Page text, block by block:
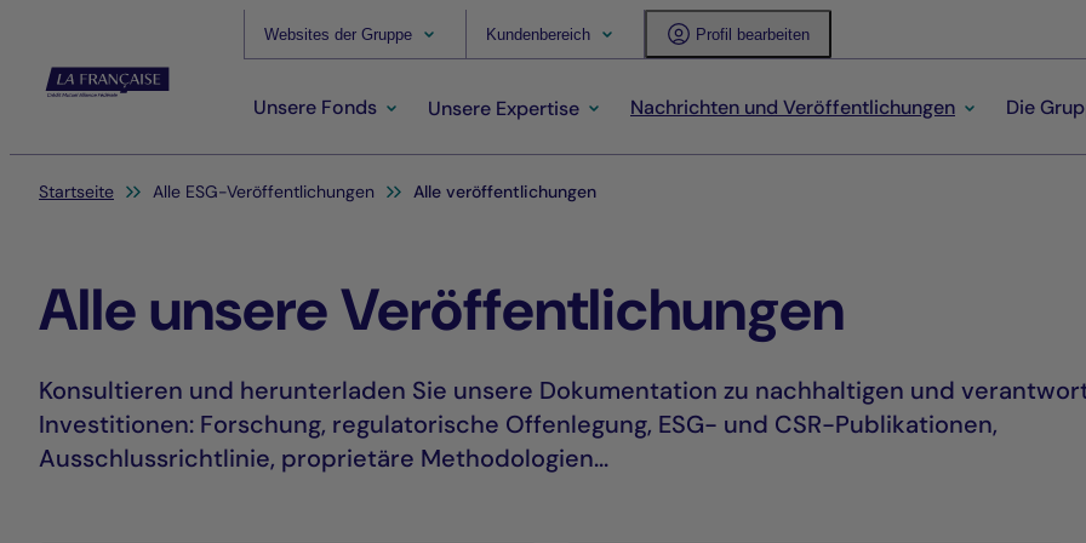
Websites der Gruppe Kundenbereich Profil bearbeiten
Unsere Fonds Unsere Expertise Nachrichten und Veröffentlichungen Die
Sie befinden sich hier:
Startseite Alle ESG-Veröffentlichungen Alle veröffentlichungen
Alle unsere Veröffentlichungen
Konsultieren und herunterladen Sie unsere Dokumentation zu nachhaltigen und
Investitionen: Forschung, regulatorische Offenlegung, ESG- und CSR-Publikationen,
Ausschlussrichtlinie, proprietäre Methodologien...